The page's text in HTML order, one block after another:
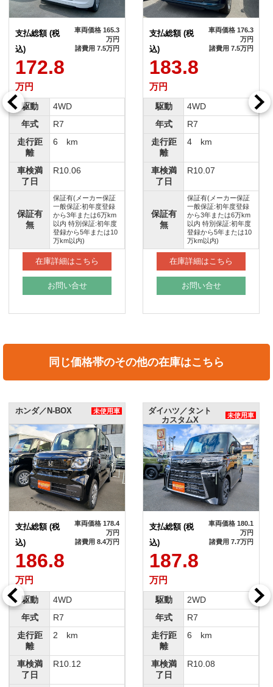
支払総額 (税
込)
172.8
万円
車両価格 165.3
万円
諸費用 7.5万円
駆動
4WD
年式
R7
走行距
離
6 km
車検満
了日
R10.06
保証有
無
保証有(メーカー保証
一般保証:初年度登録
から3年または6万km
以内 特別保証:初年度
登録から5年または10
万km以内)
在庫詳細はこちら
お問い合せ
支払総額 (税
込)
183.8
万円
車両価格 176.3
万円
諸費用 7.5万円
駆動
4WD
年式
R7
走行距
離
4 km
車検満
了日
R10.07
保証有
無
保証有(メーカー保証
一般保証:初年度登録
から3年または6万km
以内 特別保証:初年度
登録から5年または10
万km以内)
在庫詳細はこちら
お問い合せ
同じ価格帯のその他の在庫はこちら
ホンダ／N-BOX 未使用車
支払総額 (税
込)
186.8
万円
車両価格 178.4
万円
諸費用 8.4万円
駆動
4WD
年式
R7
走行距
離
2 km
車検満
了日
R10.12
ダイハツ／タント
カスタムX
未使用車
支払総額 (税
込)
187.8
万円
車両価格 180.1
万円
諸費用 7.7万円
駆動
2WD
年式
R7
走行距
離
6 km
車検満
了日
R10.08